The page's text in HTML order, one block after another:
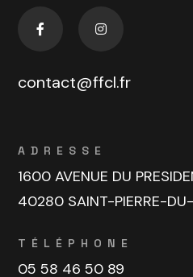
contact@ffcl.fr
ADRESSE
1600 AVENUE DU
40280 SAINT-PIERRE-
TÉLÉPHONE
05 58 46 50 89